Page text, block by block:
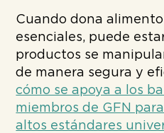
Cuando dona
esenciales, puede
productos se
de manera segura y
cómo se apoya a los
miembros de GFN
altos estándares